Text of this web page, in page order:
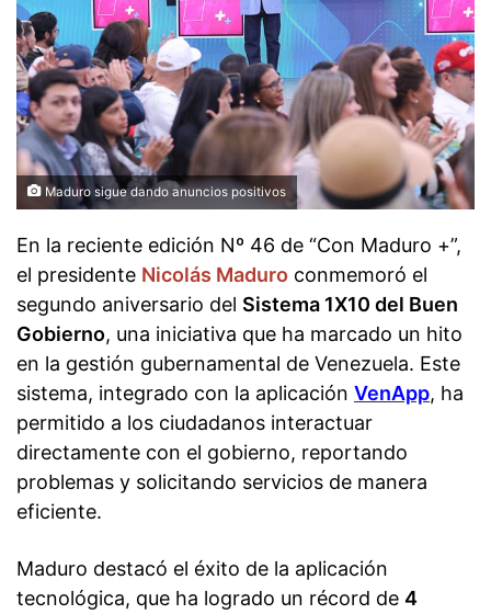
Maduro sigue dando anuncios positivos
En la reciente edición Nº 46 de “Con Maduro +”,
el presidente Nicolás Maduro conmemoró el
segundo aniversario del Sistema 1X10 del Buen
Gobierno, una iniciativa que ha marcado un hito
en la gestión gubernamental de Venezuela. Este
sistema, integrado con la aplicación VenApp, ha
permitido a los ciudadanos interactuar
directamente con el gobierno, reportando
problemas y solicitando servicios de manera
eficiente.
Maduro destacó el éxito de la aplicación
tecnológica, que ha logrado un récord de 4